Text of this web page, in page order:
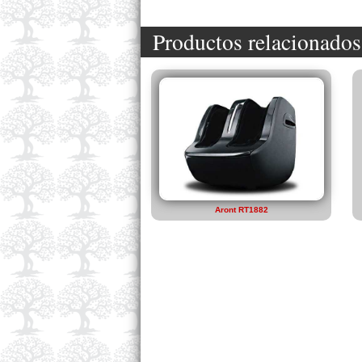
Productos relacionados
Aront RT1882